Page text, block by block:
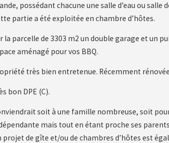
possédant chacune une salle d’eau ou salle
partie a été exploitée en chambre d’hôtes.
la parcelle de 3303 m2 un double garage et un
aménagé pour vos BBQ.
très bien entretenue. Récemment
bon DPE (C).
soit à une famille nombreuse, soit
mais tout en étant proche ses
projet de gîte et/ou de chambres d’hôtes est